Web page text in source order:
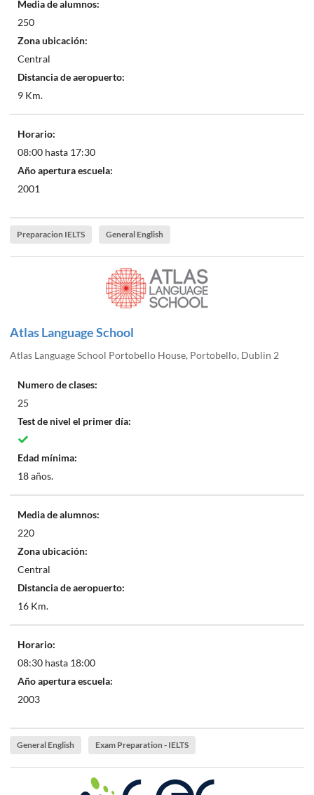
Media de alumnos:
250
Zona ubicación:
Central
Distancia de aeropuerto:
9 Km.
Horario:
08:00 hasta 17:30
Año apertura escuela:
2001
Preparacion IELTS General English
Atlas Language School
Atlas Language School Portobello House, Portobello, Dublin 2
Numero de clases:
25
Test de nivel el primer día:
Edad mínima:
18 años.
Media de alumnos:
220
Zona ubicación:
Central
Distancia de aeropuerto:
16 Km.
Horario:
08:30 hasta 18:00
Año apertura escuela:
2003
General English Exam Preparation - IELTS